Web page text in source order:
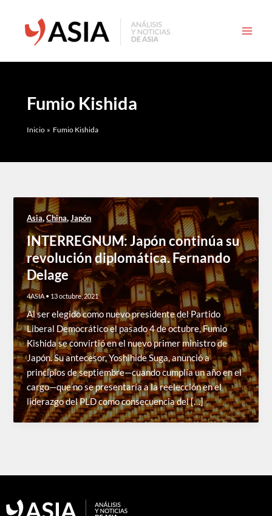
contenido
Fumio Kishida
Inicio Fumio Kishida
Asia,China,Japón
INTERREGNUM: Japón continúa su
revolución diplomática. Fernando
Delage
4ASIA • 13 octubre, 2021
Al ser elegido como nuevo presidente del Partido
Liberal Democrático el pasado 4 de octubre, Fumio
Kishida se convirtió en el nuevo primer ministro de
Japón. Su antecesor, Yoshihide Suga, anunció a
principios de septiembre—cuando cumplía un año en el
cargo—que no se presentaría a la reelección en el
liderazgo del PLD como consecuencia del […]